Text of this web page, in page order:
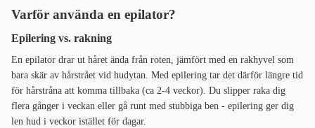
Varför använda en epilator?
Epilering vs. rakning
En epilator drar ut håret ända från roten, jämfört med en rakhyvel som
bara skär av hårstrået vid hudytan. Med epilering tar det därför längre tid
för hårstråna att komma tillbaka (ca 2-4 veckor). Du slipper raka dig
flera gånger i veckan eller gå runt med stubbiga ben - epilering ger dig
len hud i veckor istället för dagar.